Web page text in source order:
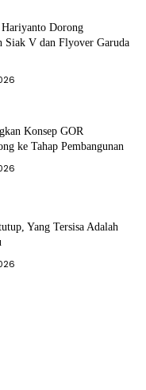
Dorong
Siak V dan Flyover Garuda
Konsep GOR
ke Tahap Pembangunan
Yang Tersisa Adalah